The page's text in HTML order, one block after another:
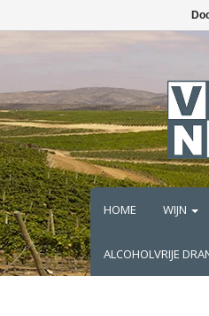
HOME WIJN
ALCOHOLVRIJE